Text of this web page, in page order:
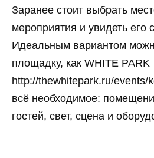
Заранее стоит выбрать
мероприятия и увидеть его
Идеальным вариантом
площадку, как WHITE PARK
http://thewhitepark.ru/events/
всё необходимое:
гостей, свет, сцена и